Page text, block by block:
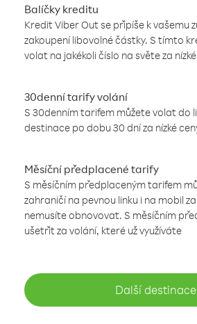
Balíčky kreditu
Kredit Viber Out se připíše k vašemu
zakoupení libovolné částky. S tímto
volat na jakékoli číslo na světe za
30denní tarify volání
S 30denním tarifem můžete volat do
destinace po dobu 30 dní za nízké
Měsíční předplacené tarify
S měsíčním předplaceným tarifem
zahraničí na pevnou linku i na mobil
nemusíte obnovovat. S měsíčním
ušetřit za volání, které už využíváte
Další destinace